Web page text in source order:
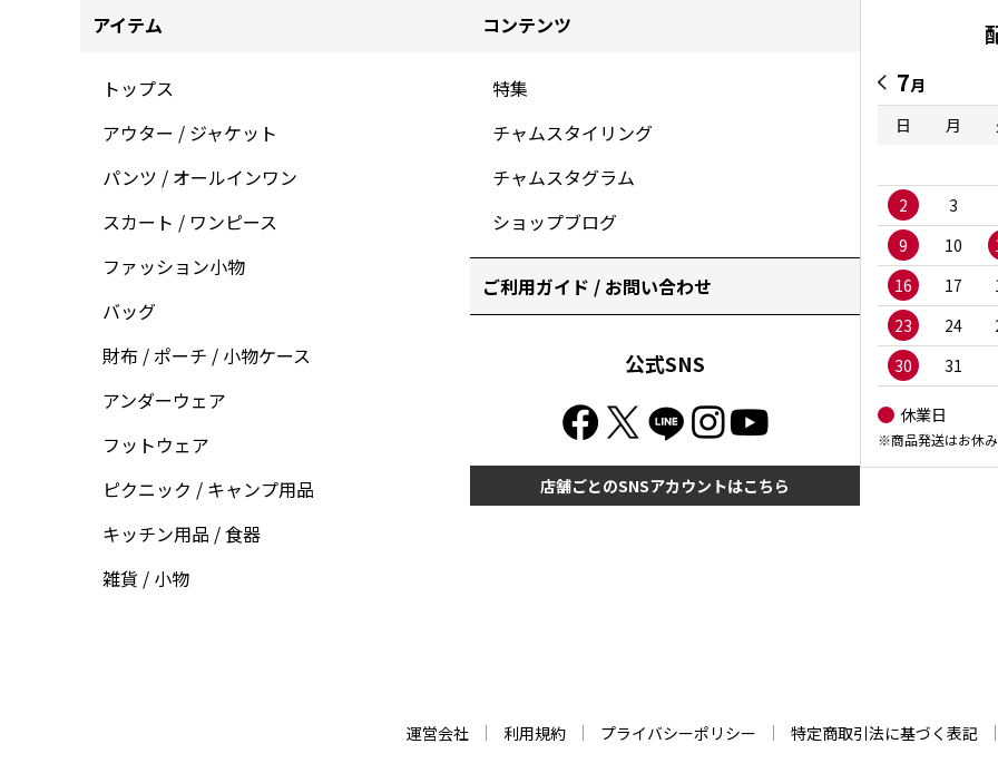
アイテム
トップス
アウター / ジャケット
パンツ / オールインワン
スカート / ワンピース
ファッション小物
バッグ
財布 / ポーチ / 小物ケース
アンダーウェア
フットウェア
ピクニック / キャンプ用品
キッチン用品 / 食器
雑貨 / 小物
コンテンツ
特集
チャムスタイリング
チャムスタグラム
ショップブログ
ご利用ガイド / お問い合わせ
公式SNS
店舗ごとのSNSアカウントはこちら
7月
日
月
2
3
9
10
16
17
23
24
30
31
休業日
※商品発送はお休
運営会社 利用規約 プライバシーポリシー 特定商取引法に基づく表記